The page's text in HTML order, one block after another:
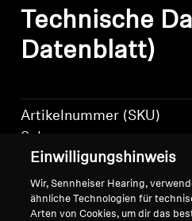
Technische
Datenblatt)
Artikelnummer (SKU)
Schwarz
Weiß
Einwilligungshinweis
Wir, Sennheiser Hearing,
ähnliche Technologien für
Arten von Cookies, um dir das